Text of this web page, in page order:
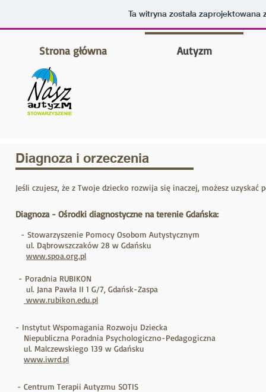
Ta witryna została
Strona główna Autyzm
Diagnoza i orzeczenia
Jeśli czujesz, że z Twoje dziecko rozwija się inaczej, możesz
Diagnoza - Ośrodki diagnostyczne na terenie Gdańska:
- Stowarzyszenie Pomocy Osobom Autystycznym
ul. Dąbrowszczaków 28 w Gdańsku
www.spoa.org.pl
- Poradnia RUBIKON
ul. Jana Pawła II 1 G/7, Gdańsk-Zaspa
www.rubikon.edu.pl
- Instytut Wspomagania Rozwoju Dziecka
Niepubliczna Poradnia Psychologiczno-Pedagogiczna
ul. Malczewskiego 139 w Gdańsku
www.iwrd.pl
- Centrum Terapii Autyzmu SOTIS